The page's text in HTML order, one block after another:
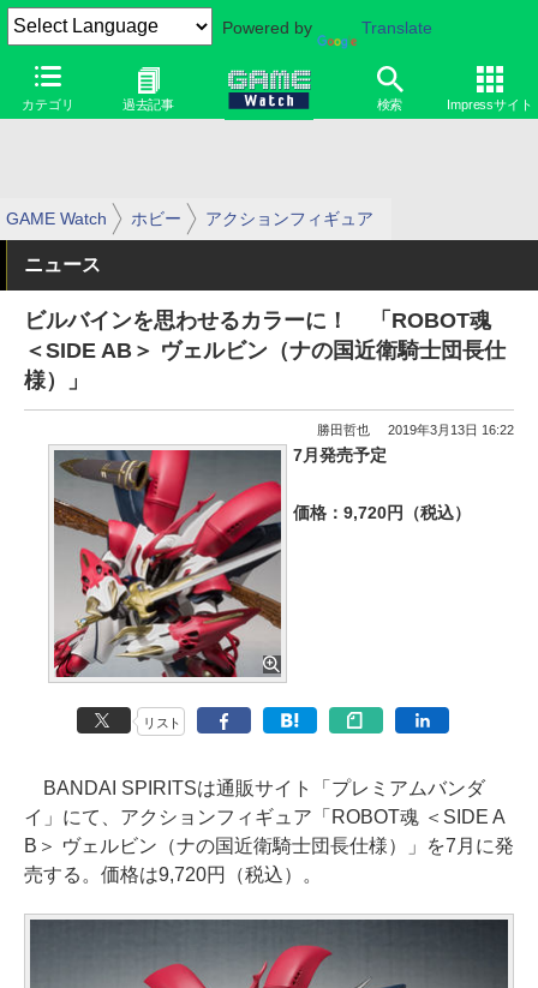
Powered by Translate
カテゴリ 過去記事 検索 Impressサイト
GAME Watch ホビー アクションフィギュア
ニュース
ビルバインを思わせるカラーに！ 「ROBOT魂
＜SIDE AB＞ ヴェルビン（ナの国近衛騎士団長仕
様）」
勝田哲也 2019年3月13日 16:22
7月発売予定
価格：9,720円（税込）
リスト
BANDAI SPIRITSは通販サイト「プレミアムバンダ
イ」にて、アクションフィギュア「ROBOT魂 ＜SIDE A
B＞ ヴェルビン（ナの国近衛騎士団長仕様）」を7月に発
売する。価格は9,720円（税込）。